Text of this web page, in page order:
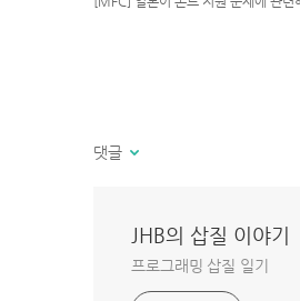
댓글
JHB의 삽질 이야기
프로그래밍 삽질 일기